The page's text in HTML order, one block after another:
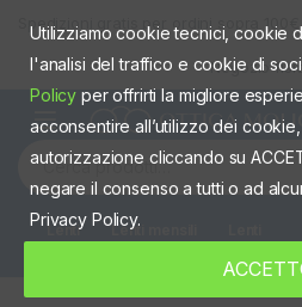
Spedizioni gratis per ordini sopra 100€
Negozio
Cerca:
Lenti
Lenti mensili
Utilizziamo cookie tecnici, cookie
l'analisi del traffico e cookie di
Policy per offrirti la migliore
acconsentire all’utilizzo dei
autorizzazione cliccando su
negare il consenso a tutti o ad
Privacy Policy.